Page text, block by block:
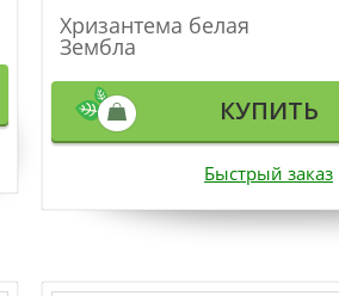
Хризантема белая
Зембла
КУПИТЬ
Быстрый заказ